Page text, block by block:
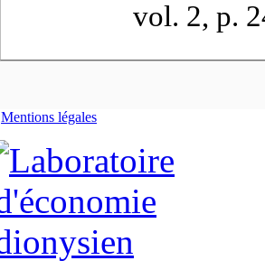
vol. 2, p.
Mentions légales